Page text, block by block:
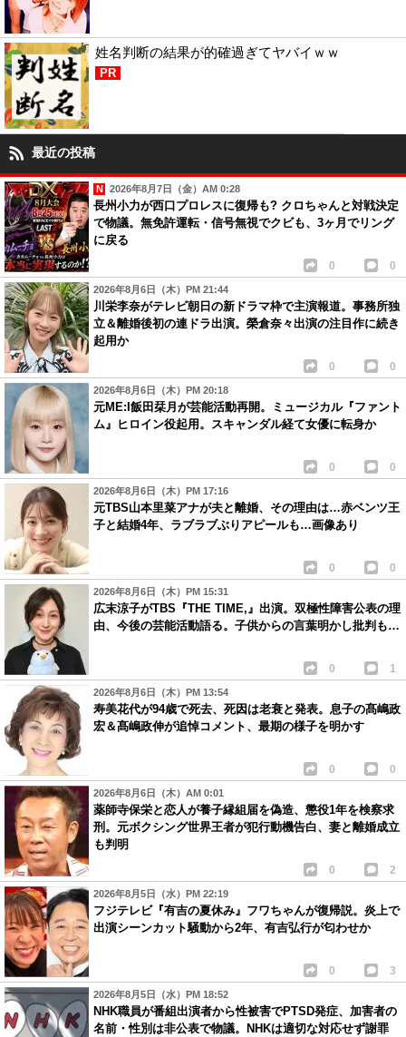
姓名判断の結果が的確過ぎてヤバイｗｗ
PR
最近の投稿
2026年8月7日（金）AM 0:28
長州小力が西口プロレスに復帰も? クロちゃんと対戦決定
で物議。無免許運転・信号無視でクビも、3ヶ月でリング
に戻る
0 0
2026年8月6日（木）PM 21:44
川栄李奈がテレビ朝日の新ドラマ枠で主演報道。事務所独
立＆離婚後初の連ドラ出演。榮倉奈々出演の注目作に続き
起用か
0 0
2026年8月6日（木）PM 20:18
元ME:I飯田栞月が芸能活動再開。ミュージカル『ファント
ム』ヒロイン役起用。スキャンダル経て女優に転身か
0 0
2026年8月6日（木）PM 17:16
元TBS山本里菜アナが夫と離婚、その理由は…赤ベンツ王
子と結婚4年、ラブラブぶりアピールも…画像あり
0 0
2026年8月6日（木）PM 15:31
広末涼子がTBS『THE TIME,』出演。双極性障害公表の理
由、今後の芸能活動語る。子供からの言葉明かし批判も…
0 1
2026年8月6日（木）PM 13:54
寿美花代が94歳で死去、死因は老衰と発表。息子の髙嶋政
宏＆髙嶋政伸が追悼コメント、最期の様子を明かす
0 0
2026年8月6日（木）AM 0:01
薬師寺保栄と恋人が養子縁組届を偽造、懲役1年を検察求
刑。元ボクシング世界王者が犯行動機告白、妻と離婚成立
も判明
0 2
2026年8月5日（水）PM 22:19
フジテレビ『有吉の夏休み』フワちゃんが復帰説。炎上で
出演シーンカット騒動から2年、有吉弘行が匂わせか
0 3
2026年8月5日（水）PM 18:52
NHK職員が番組出演者から性被害でPTSD発症、加害者の
名前・性別は非公表で物議。NHKは適切な対応せず謝罪